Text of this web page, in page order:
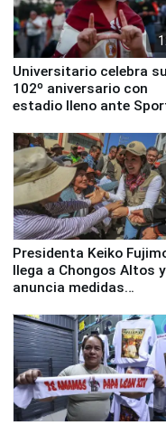
Universitario celebra su
102º aniversario con
estadio lleno ante
Presidenta Keiko
llega a Chongos Altos y
anuncia medidas
educación, salud y